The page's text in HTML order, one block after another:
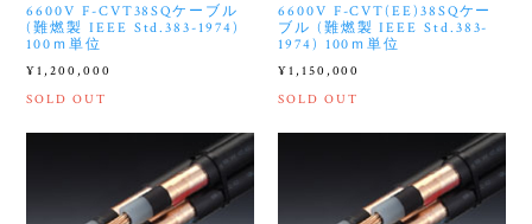
6600V F-CVT38SQケーブル
(難燃製 IEEE Std.383-1974)
100ｍ単位
¥1,200,000
SOLD OUT
6600V F-CVT(EE)38SQケー
ブル (難燃製 IEEE Std.383-
1974) 100ｍ単位
¥1,150,000
SOLD OUT